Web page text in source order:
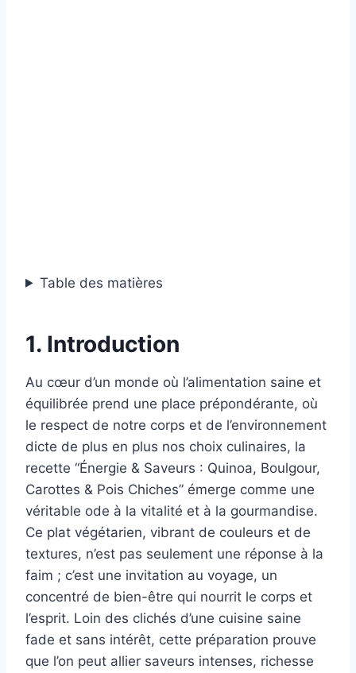
Table des matières
1. Introduction
Au cœur d’un monde où l’alimentation saine et
équilibrée prend une place prépondérante, où
le respect de notre corps et de l’environnement
dicte de plus en plus nos choix culinaires, la
recette “Énergie & Saveurs : Quinoa, Boulgour,
Carottes & Pois Chiches” émerge comme une
véritable ode à la vitalité et à la gourmandise.
Ce plat végétarien, vibrant de couleurs et de
textures, n’est pas seulement une réponse à la
faim ; c’est une invitation au voyage, un
concentré de bien-être qui nourrit le corps et
l’esprit. Loin des clichés d’une cuisine saine
fade et sans intérêt, cette préparation prouve
que l’on peut allier saveurs intenses, richesse